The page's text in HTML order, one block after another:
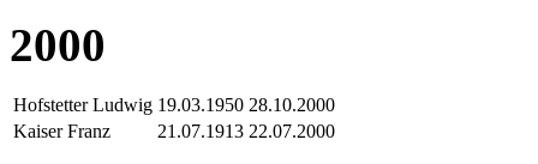
2000
Hofstetter Ludwig 19.03.1950 28.10.2000
Kaiser Franz
21.07.1913 22.07.2000